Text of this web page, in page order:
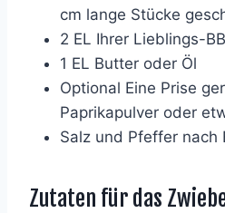
cm lange Stücke
2 EL Ihrer Lieblings-
1 EL Butter oder Öl
Optional Eine Prise
Paprikapulver oder
Salz und Pfeffer nach
Zutaten für das